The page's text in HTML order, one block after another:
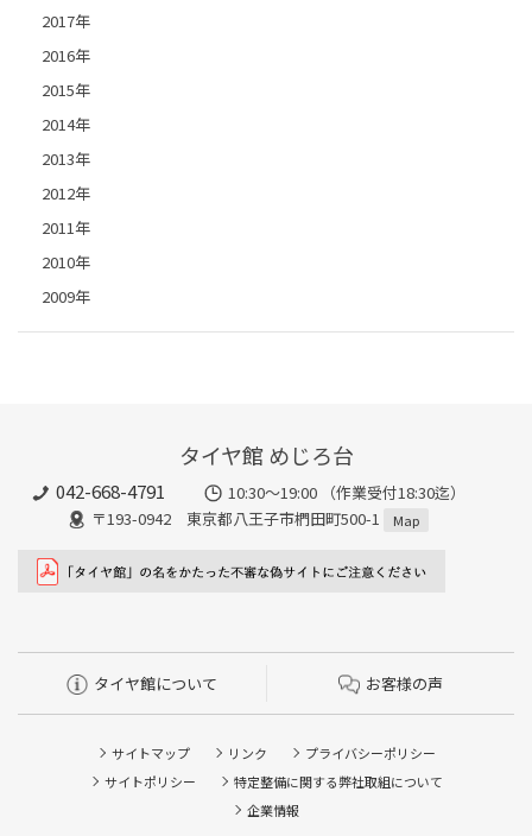
2017年
2016年
2015年
2014年
2013年
2012年
2011年
2010年
2009年
タイヤ館 めじろ台
042-668-4791
10:30～19:00 （作業受付18:30迄）
〒193-0942 東京都八王子市椚田町500-1
Map
タイヤ館について お客様の声
サイトマップ リンク
プライバシーポリシー
サイトポリシー
特定整備に関する弊社取組について
企業情報